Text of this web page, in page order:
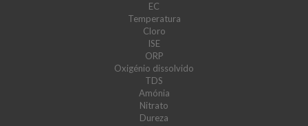
EC
Temperatura
Cloro
ISE
ORP
Oxigénio dissolvido
TDS
Amónia
Nitrato
Dureza